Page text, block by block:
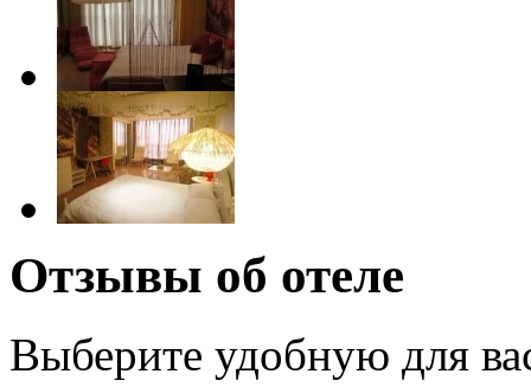
Отзывы об отеле
Выберите удобную для